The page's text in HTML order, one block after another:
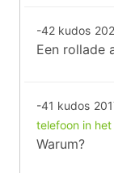
-42 kudos
Een rollade
-41 kudos
telefoon in
Warum?